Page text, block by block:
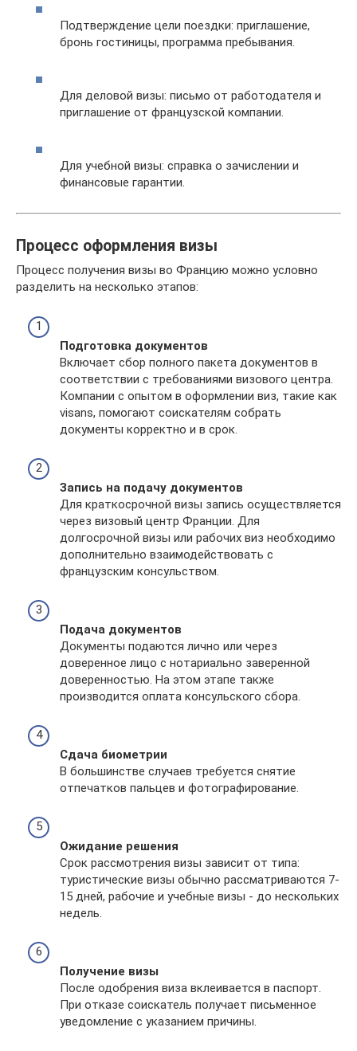
Подтверждение цели поездки: приглашение,
бронь гостиницы, программа пребывания.
Для деловой визы: письмо от работодателя и
приглашение от французской компании.
Для учебной визы: справка о зачислении и
финансовые гарантии.
Процесс оформления визы
Процесс получения визы во Францию можно условно
разделить на несколько этапов:
Подготовка документов
Включает сбор полного пакета документов в
соответствии с требованиями визового центра.
Компании с опытом в оформлении виз, такие как
visans, помогают соискателям собрать
документы корректно и в срок.
Запись на подачу документов
Для краткосрочной визы запись осуществляется
через визовый центр Франции. Для
долгосрочной визы или рабочих виз необходимо
дополнительно взаимодействовать с
французским консульством.
Подача документов
Документы подаются лично или через
доверенное лицо с нотариально заверенной
доверенностью. На этом этапе также
производится оплата консульского сбора.
Сдача биометрии
В большинстве случаев требуется снятие
отпечатков пальцев и фотографирование.
Ожидание решения
Срок рассмотрения визы зависит от типа:
туристические визы обычно рассматриваются 7-
15 дней, рабочие и учебные визы - до нескольких
недель.
Получение визы
После одобрения виза вклеивается в паспорт.
При отказе соискатель получает письменное
уведомление с указанием причины.